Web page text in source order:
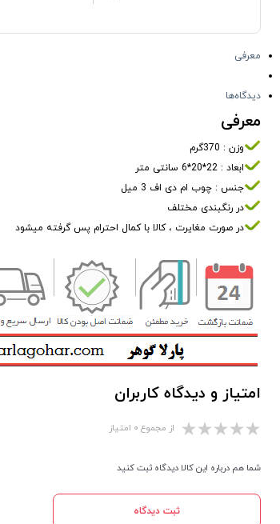
معرفی
دیدگاه‌ها
معرفی
وزن : 370گرم
ابعاد : 22*20*6 سانتی متر
جنس : چوب ام دی اف 3 میل
در رنگبندی مختلف
در صورت مغایرت ، کالا با کمال احترام پس گرفته میشود
امتیاز و دیدگاه کاربران
از مجموع ۰ امتیاز
شما هم درباره این کالا دیدگاه ثبت کنید
ثبت دیدگاه